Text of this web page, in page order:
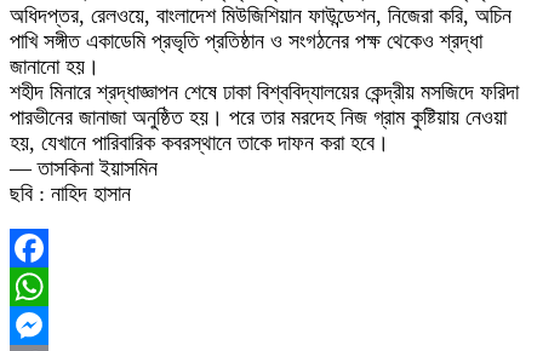
অধিদপ্তর, রেলওয়ে, বাংলাদেশ মিউজিশিয়ান ফাউন্ডেশন, নিজেরা করি, অচিন
পাখি সঙ্গীত একাডেমি প্রভৃতি প্রতিষ্ঠান ও সংগঠনের পক্ষ থেকেও শ্রদ্ধা
জানানো হয়।
শহীদ মিনারে শ্রদ্ধাজ্ঞাপন শেষে ঢাকা বিশ্ববিদ্যালয়ের কেন্দ্রীয় মসজিদে ফরিদা
পারভীনের জানাজা অনুষ্ঠিত হয়। পরে তার মরদেহ নিজ গ্রাম কুষ্টিয়ায় নেওয়া
হয়, যেখানে পারিবারিক কবরস্থানে তাকে দাফন করা হবে।
— তাসকিনা ইয়াসমিন
ছবি : নাহিদ হাসান
Facebook
WhatsApp